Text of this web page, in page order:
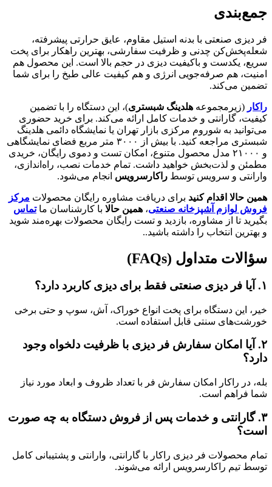
جمع‌بندی
فر دیزی صنعتی با بدنه استیل مقاوم، عایق حرارتی پیشرفته،
شعله‌پخش‌کن چدنی و ظرفیت سفارشی، بهترین راهکار برای پخت
سریع، یکدست و باکیفیت دیزی در حجم بالا است. این محصول هم
امنیت، هم صرفه‌جویی انرژی و هم کیفیت عالی طبخ را برای شما
تضمین می‌کند.
راکار (زیرمجموعه هلدینگ شبستری)، این دستگاه را با تضمین
کیفیت، گارانتی و خدمات کامل ارائه می‌کند. برای خرید حضوری
می‌توانید به شوروم مرکزی بازار تهران یا نمایشگاه دائمی هلدینگ
شبستری مراجعه کنید. با بیش از ۳۰۰۰ متر مربع فضای نمایشگاهی
و ۲۱۰۰۰ مدل محصول متنوع، امکان تست و دموی رایگان، خریدی
مطمئن و لذت‌بخش خواهید داشت. تمام خدمات نصب، راه‌اندازی،
وارانتی و سرویس توسط راکارسرویس انجام می‌شود.
همین حالا اقدام کنید برای دریافت مشاوره رایگان محصولات مرکز
فروش لوازم آشپزخانه صنعتی، همین حالا با کارشناسان ماتماس
بگیرید تا از مشاوره، بازدید و تست رایگان محصولات بهره‌مند شوید
و بهترین انتخاب را داشته باشید..
سؤالات متداول (FAQs)
۱. آیا فر دیزی صنعتی فقط برای دیزی کاربرد دارد؟
خیر، این دستگاه برای پخت انواع خوراک، آش، سوپ و حتی برخی
خورشت‌های سنتی قابل استفاده است.
۲.
آیا امکان سفارش فر دیزی با ظرفیت دلخواه وجود
دارد؟
بله، در راکار امکان سفارش فر با تعداد ظروف و ابعاد مورد نیاز
شما فراهم است.
۳. گارانتی و خدمات پس از فروش دستگاه به چه صورت
است؟
تمام محصولات فر دیزی راکار با گارانتی، وارانتی و پشتیبانی کامل
توسط تیم راکارسرویس ارائه می‌شوند.